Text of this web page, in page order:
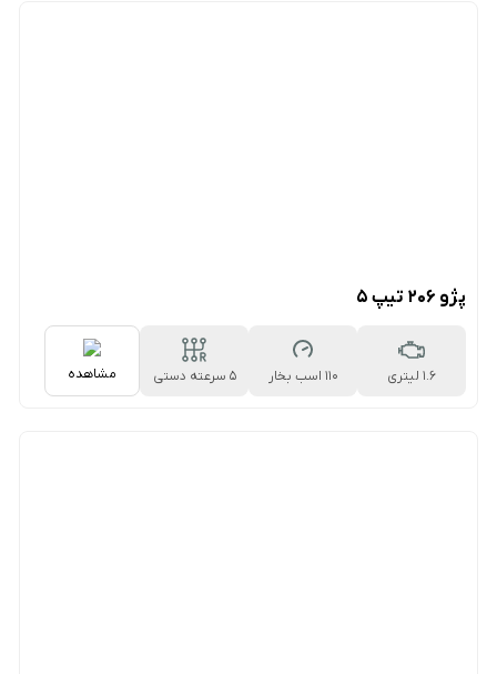
پژو ۲۰۶ تیپ ۵
1.6 لیتری 110 اسب بخار 5 سرعته دستی مشاهده